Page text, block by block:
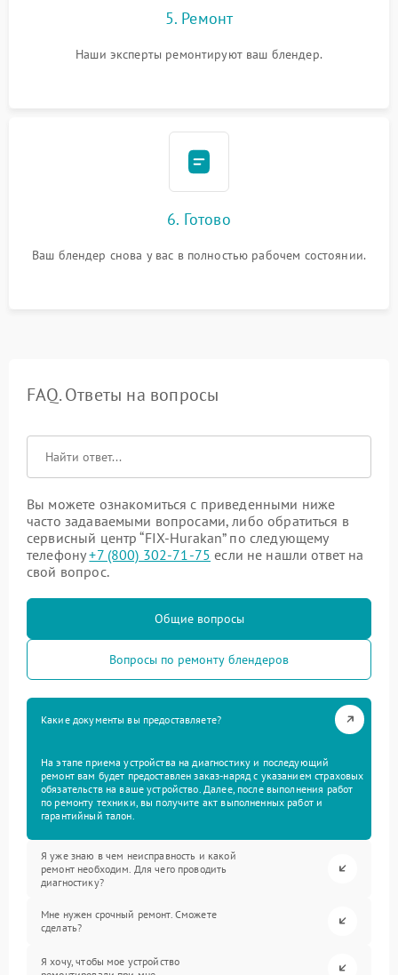
5. Ремонт
Наши эксперты ремонтируют ваш блендер.
6. Готово
Ваш блендер снова у вас в полностью рабочем состоянии.
FAQ. Ответы на вопросы
Вы можете ознакомиться с приведенными ниже
часто задаваемыми вопросами, либо обратиться в
сервисный центр “FIX-Hurakan” по следующему
телефону+7 (800) 302-71-75 если не нашли ответ на
свой вопрос.
Общие вопросы
Вопросы по ремонту блендеров
Какие документы вы предоставляете?
На этапе приема устройства на диагностику и последующий
ремонт вам будет предоставлен заказ-наряд с указанием страховых
обязательств на ваше устройство. Далее, после выполнения работ
по ремонту техники, вы получите акт выполненных работ и
гарантийный талон.
Я уже знаю в чем неисправность и какой
ремонт необходим. Для чего проводить
диагностику?
Мне нужен срочный ремонт. Сможете
сделать?
Я хочу, чтобы мое устройство